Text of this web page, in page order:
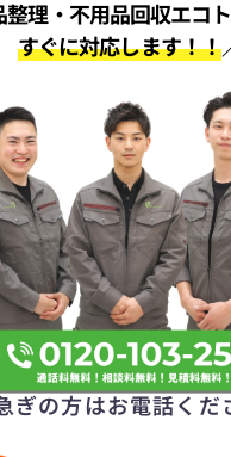
理・不用品回収エコト
すぐに対応します！！
ぎの方はお電話くだ